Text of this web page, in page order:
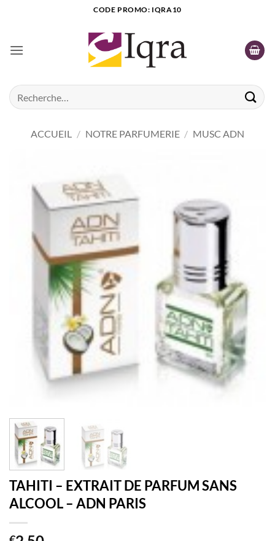
CODE PROMO: IQRA10
Recherche
pour :
ACCUEIL / NOTRE PARFUMERIE / MUSC ADN
TAHITI – EXTRAIT DE PARFUM SANS
ALCOOL – ADN PARIS